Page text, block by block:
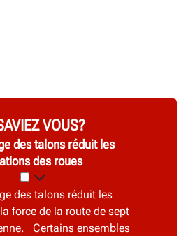
VOUS?
des talons réduit les
des roues
des talons réduit les
force de la route de sept
Certains ensembles